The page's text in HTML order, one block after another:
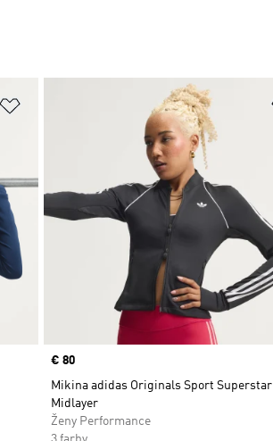
Pridať do zoznamu želaných položiek
Price
€ 80
Mikina adidas Originals Sport Superstar
Midlayer
Ženy Performance